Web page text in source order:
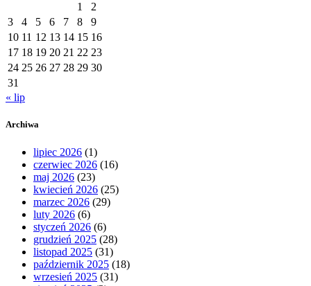
1
2
3
4 5 6 7 8
9
10 11 12 13 14 15 16
17 18 19 20 21 22 23
24 25 26 27 28 29 30
31
« lip
Archiwa
lipiec 2026 (1)
czerwiec 2026 (16)
maj 2026 (23)
kwiecień 2026 (25)
marzec 2026 (29)
luty 2026 (6)
styczeń 2026 (6)
grudzień 2025 (28)
listopad 2025 (31)
październik 2025 (18)
wrzesień 2025 (31)